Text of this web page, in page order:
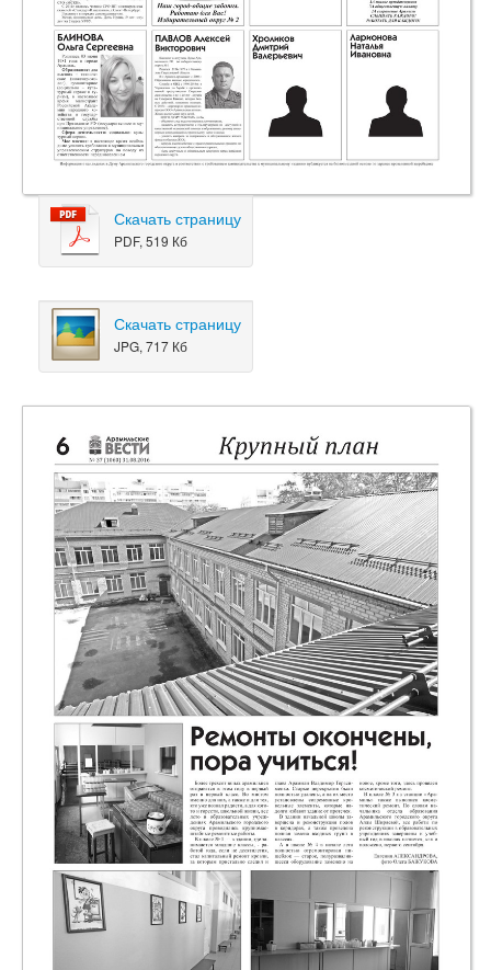
Скачать страницу
PDF, 519 Кб
Скачать страницу
JPG, 717 Кб